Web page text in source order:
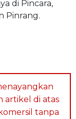
di Pincara,
Pinrang.
artikel di atas
tanpa